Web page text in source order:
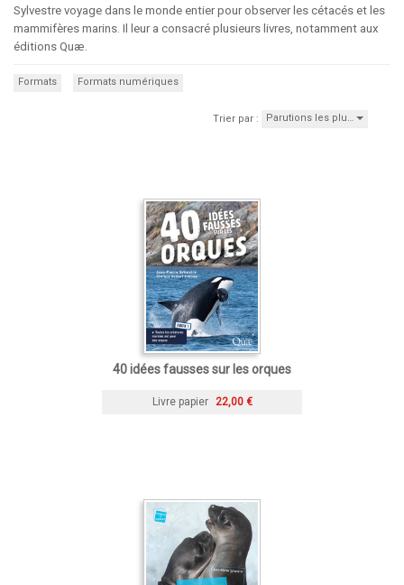
Sylvestre voyage dans le monde entier pour observer les cétacés et les
mammifères marins. Il leur a consacré plusieurs livres, notamment aux
éditions Quæ.
Formats Formats numériques
Trier par : Parutions les plu…
40 idées fausses sur les orques
Livre papier 22,00 €